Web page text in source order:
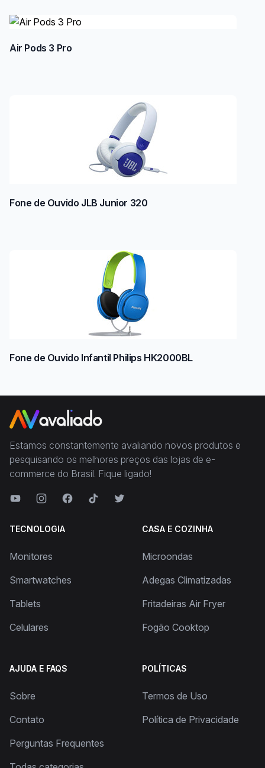
Air Pods 3 Pro
Fone de Ouvido JLB Junior 320
Fone de Ouvido Infantil Philips HK2000BL
Estamos constantemente avaliando novos produtos e
pesquisando os melhores preços das lojas de e-
commerce do Brasil. Fique ligado!
TECNOLOGIA
Monitores
Smartwatches
Tablets
Celulares
CASA E COZINHA
Microondas
Adegas Climatizadas
Fritadeiras Air Fryer
Fogão Cooktop
AJUDA E FAQS
Sobre
Contato
Perguntas Frequentes
POLÍTICAS
Termos de Uso
Política de Privacidade